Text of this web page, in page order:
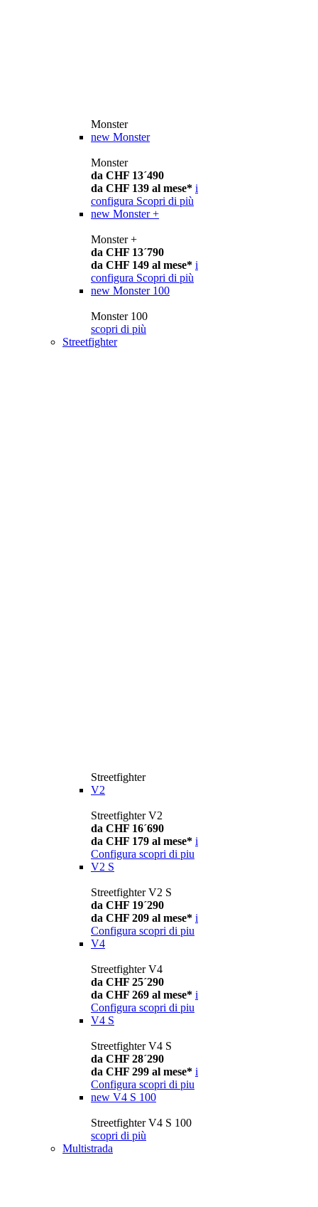
Monster
new Monster
Monster
da CHF 13´490
da CHF 139 al mese* i
configura Scopri di più
new Monster +
Monster +
da CHF 13´790
da CHF 149 al mese* i
configura Scopri di più
new Monster 100
Monster 100
scopri di più
Streetfighter
Streetfighter
V2
Streetfighter V2
da CHF 16´690
da CHF 179 al mese* i
Configura scopri di piu
V2 S
Streetfighter V2 S
da CHF 19´290
da CHF 209 al mese* i
Configura scopri di piu
V4
Streetfighter V4
da CHF 25´290
da CHF 269 al mese* i
Configura scopri di piu
V4 S
Streetfighter V4 S
da CHF 28´290
da CHF 299 al mese* i
Configura scopri di piu
new V4 S 100
Streetfighter V4 S 100
scopri di più
Multistrada